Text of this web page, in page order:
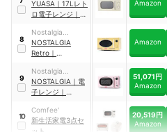
YUASA ｜ 17Lレト
ロ電子レンジ ｜
Amazon
8
Nostalgia
Products
NOSTALGIA
Retro ｜
Amazon
9
Nostalgia
Products
NOSTALGIA ｜ 電
子レンジ ｜
51,071円
Amazon
10
Comfee'
新生活家電3点セ
20,519円
Amazon